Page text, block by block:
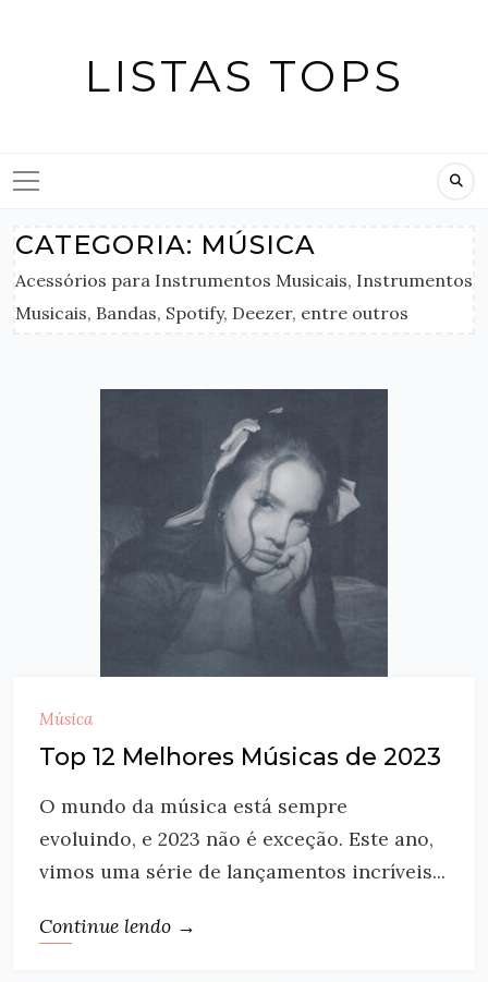
LISTAS TOPS
CATEGORIA: MÚSICA
Acessórios para Instrumentos Musicais, Instrumentos
Musicais, Bandas, Spotify, Deezer, entre outros
Música
Top 12 Melhores Músicas de 2023
O mundo da música está sempre
evoluindo, e 2023 não é exceção. Este ano,
vimos uma série de lançamentos incríveis...
Continue lendo →